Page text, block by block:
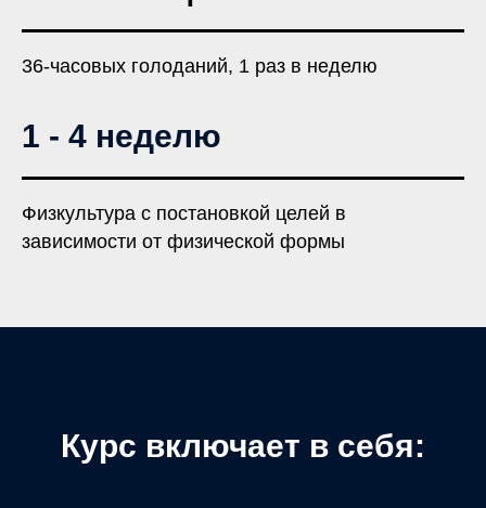
36-часовых голоданий, 1 раз в неделю
1 - 4 неделю
Физкультура с постановкой целей в
зависимости от физической формы
Курс включает в себя: